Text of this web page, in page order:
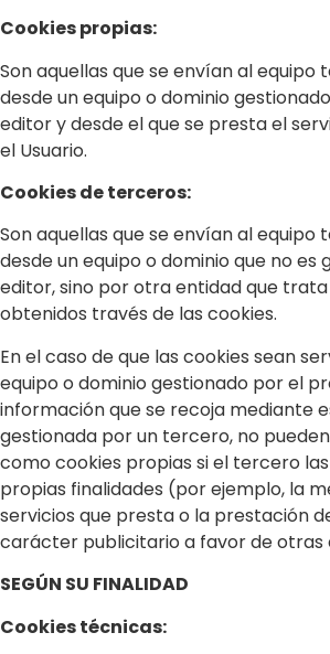
Cookies propias:
Son aquellas que se envían al equipo
desde un equipo o dominio
editor y desde el que se presta el
el Usuario.
Cookies de terceros:
Son aquellas que se envían al equipo
desde un equipo o dominio que no es
editor, sino por otra entidad que
obtenidos través de las cookies.
En el caso de que las cookies sean
equipo o dominio gestionado por el
información que se recoja mediante
gestionada por un tercero, no
como cookies propias si el tercero
propias finalidades (por ejemplo, la
servicios que presta o la prestación
carácter publicitario a favor de otras
SEGÚN SU FINALIDAD
Cookies técnicas: